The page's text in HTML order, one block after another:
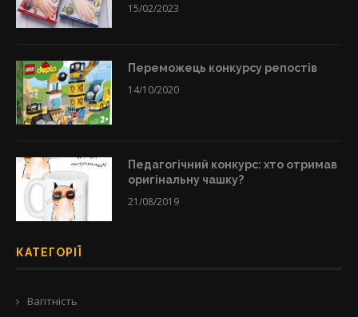
15/02/2023
Переможець конкурсу репостів
14/10/2020
Педагогічний конкурс: хто отримав
оригінальну чашку?
21/08/2019
КАТЕГОРІЇ
Вагітність